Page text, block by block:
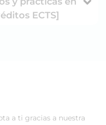
ECTS]
a ti gracias a nuestra